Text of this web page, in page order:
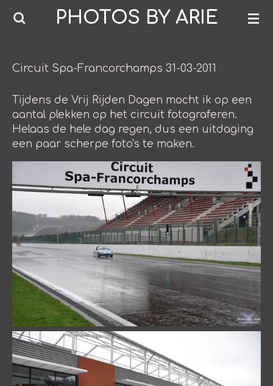
Ga
de
PHOTOS BY ARIE
Circuit Spa-Francorchamps 31-03-2011
Tijdens de Vrij Rijden Dagen mocht ik op een
aantal plekken op het circuit fotograferen.
Helaas de hele dag regen, dus een uitdaging
een paar scherpe foto's te maken.